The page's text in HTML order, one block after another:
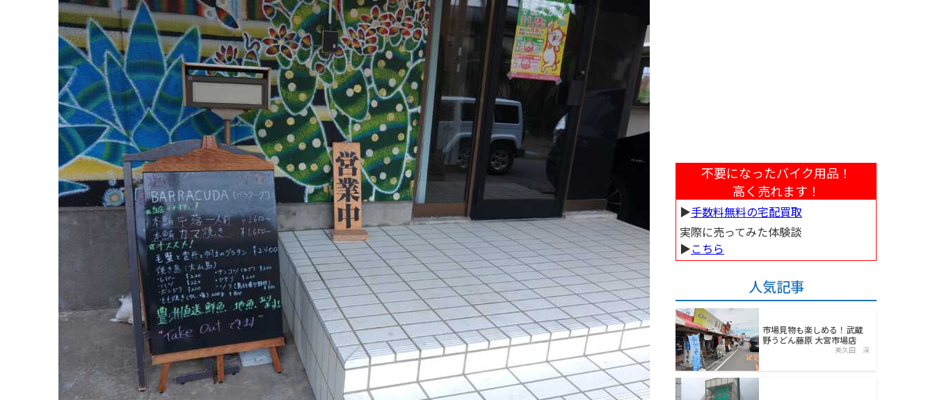
不要になったバイク用品！
高く売れます！
▶︎手数料無料の宅配買取
実際に売ってみた体験談
▶︎こちら
人気記事
市場見物も楽しめる！武蔵
野うどん藤原 大宮市場店
美久田 渓